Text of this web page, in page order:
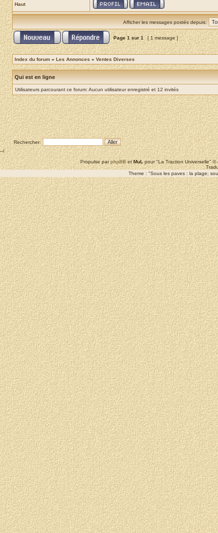
Haut
Afficher les messages postés depuis:
Page1sur1 [ 1 message ]
Index du forum » Les Annonces » Ventes Diverses
Qui est en ligne
Utilisateurs parcourant ce forum: Aucun utilisateur enregistré et 12 invités
Rechercher:
--/
Propulse parphpBBetMuLpour "La Traction Universelle"
Theme : "Sous les paves : la plage;